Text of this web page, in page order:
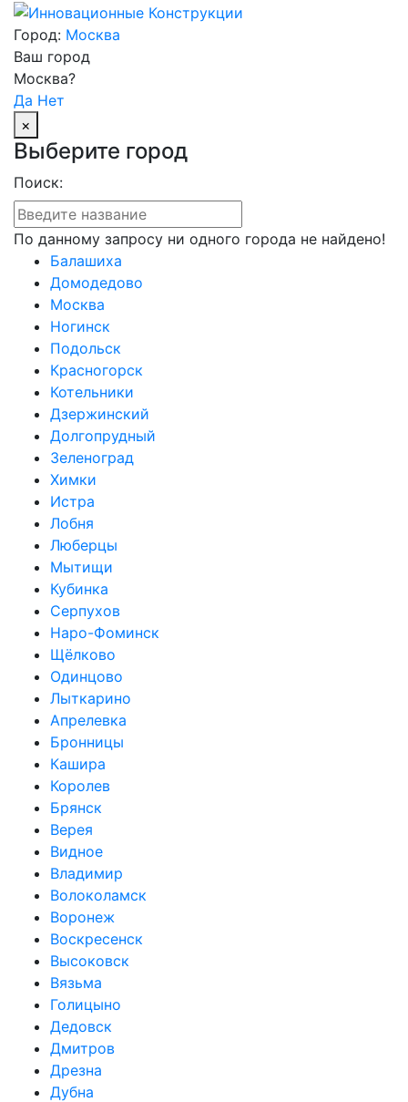
Город: Москва
Ваш город
Москва?
Да Нет
×
Выберите город
Поиск:
По данному запросу ни одного города не найдено!
Балашиха
Домодедово
Москва
Ногинск
Подольск
Красногорск
Котельники
Дзержинский
Долгопрудный
Зеленоград
Химки
Истра
Лобня
Люберцы
Мытищи
Кубинка
Серпухов
Наро-Фоминск
Щёлково
Одинцово
Лыткарино
Апрелевка
Бронницы
Кашира
Королев
Брянск
Верея
Видное
Владимир
Волоколамск
Воронеж
Воскресенск
Высоковск
Вязьма
Голицыно
Дедовск
Дмитров
Дрезна
Дубна